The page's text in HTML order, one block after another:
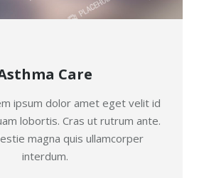
Care
ipsum dolor amet eget velit id
lobortis. Cras ut rutrum ante.
magna quis ullamcorper
interdum.